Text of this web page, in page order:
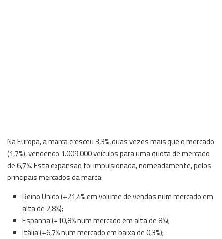
Na Europa, a marca cresceu 3,3%, duas vezes mais que o mercado
(1,7%), vendendo 1.009.000 veículos para uma quota de mercado
de 6,7%. Esta expansão foi impulsionada, nomeadamente, pelos
principais mercados da marca:
Reino Unido (+21,4% em volume de vendas num mercado em
alta de 2,8%);
Espanha (+10,8% num mercado em alta de 8%);
Itália (+6,7% num mercado em baixa de 0,3%);